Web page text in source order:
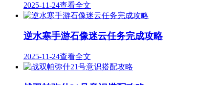
2025-11-24查看全文
逆水寒手游石像迷云任务完成攻略
2025-11-24查看全文